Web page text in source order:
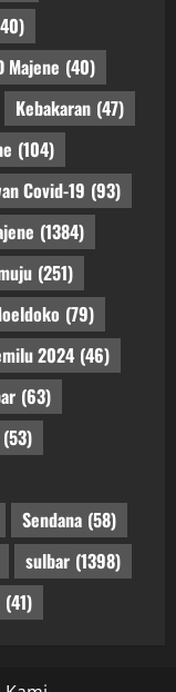
Majene (40)
Kebakaran (47)
(104)
Covid-19 (93)
(1384)
(251)
(79)
2024 (46)
(63)
(53)
Sendana (58)
sulbar (1398)
(41)